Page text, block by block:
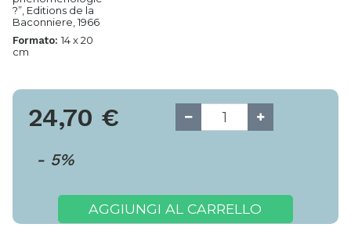
?”, Editions de la
Baconniere, 1966
Formato: 14 x 20
cm
24,70 €
- 5%
AGGIUNGI AL CARRELLO